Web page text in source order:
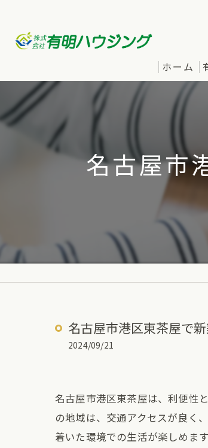
ホーム
名古屋市
名古屋市港区東茶屋で
2024/09/21
名古屋市港区東茶屋は、利便性
の地域は、交通アクセスが良く
着いた環境での生活が楽しめま